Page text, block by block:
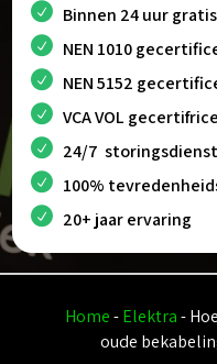
Binnen 24 uur
NEN 1010
NEN 5152
VCA VOL
24/7 storingsdienst
100%
20+ jaar ervaring
Home-Elektra-
oude